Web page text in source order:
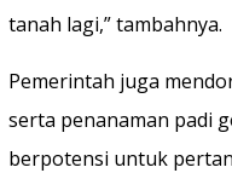
tanah lagi,” tambahnya.
Pemerintah juga
serta penanaman padi
berpotensi untuk